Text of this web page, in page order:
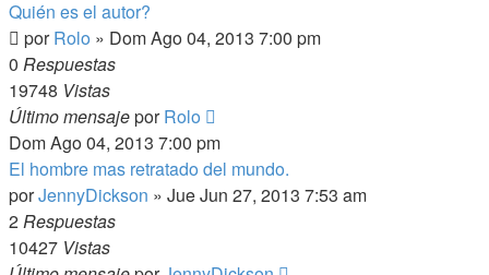
Quién es el autor?
porRolo » Dom Ago 04, 2013 7:00 pm
0 Respuestas
19748 Vistas
Último mensajeporRolo
Dom Ago 04, 2013 7:00 pm
El hombre mas retratado del mundo.
porJennyDickson » Jue Jun 27, 2013 7:53 am
2Respuestas
10427 Vistas